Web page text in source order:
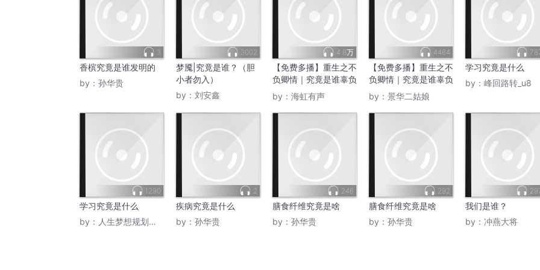
3
香槟究竟是谁发明的
by： 孙华贵
3002
梦魇|究竟是谁？（胆
小者勿入）
by： 刘安鑫
4.8万
【免费多播】重生之不
负卿情｜究竟是谁辜负
谁
by： 海虹有声
4464
【免费多播】重生之不
负卿情｜究竟是谁辜负
谁
by： 景华二姑娘
学习究竟是什么
by： 峰回路转_u8
1290
学习究竟是什么
by： 人生梦想规划方老师
2
疾病究竟是什么
by： 孙华贵
246
膳食纤维究竟是啥
by： 孙华贵
292
膳食纤维究竟是啥
by： 孙华贵
我们是谁？
by： 冲燕大将